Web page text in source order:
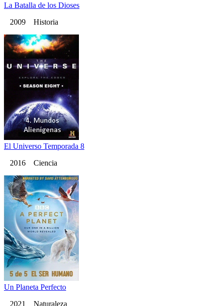
La Batalla de los Dioses
2009 Historia
El Universo Temporada 8
2016 Ciencia
Un Planeta Perfecto
2021 Naturaleza